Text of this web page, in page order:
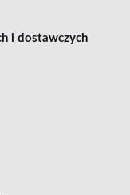
i dostawczych